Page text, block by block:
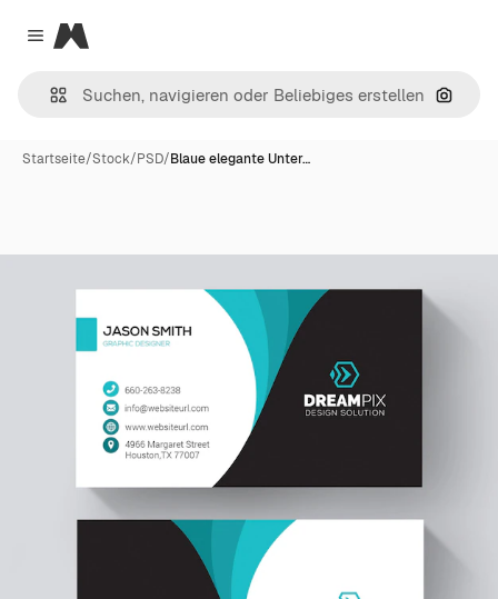
Close menu
Magnific
Nach
Startseite/Stock/PSD/Blaue elegante Unter…